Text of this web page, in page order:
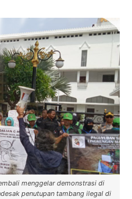
menggelar demonstrasi di
penutupan tambang ilegal di